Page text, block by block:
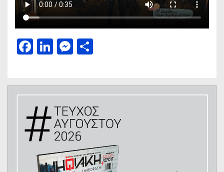
Facebook
LinkedIn
Messenger